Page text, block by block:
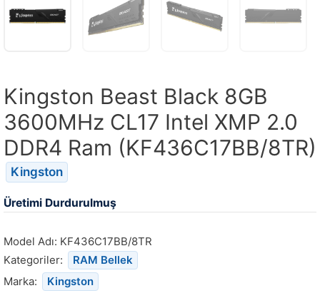
Kingston Beast Black 8GB
3600MHz CL17 Intel XMP 2.0
DDR4 Ram (KF436C17BB/8TR)
Kingston
Üretimi Durdurulmuş
Model Adı: KF436C17BB/8TR
Kategoriler:
RAM Bellek
Marka:
Kingston